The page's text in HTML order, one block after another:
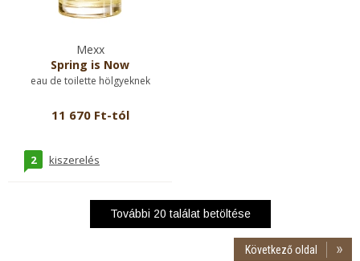
Mexx
Spring is Now
eau de toilette hölgyeknek
11 670 Ft-tól
2 kiszerelés
További 20 találat betöltése
Következő oldal